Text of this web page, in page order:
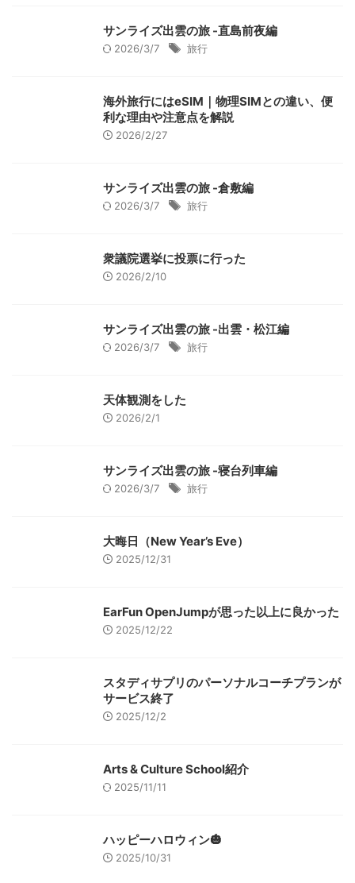
サンライズ出雲の旅 -直島前夜編
2026/3/7 旅行
海外旅行にはeSIM｜物理SIMとの違い、便
利な理由や注意点を解説
2026/2/27
サンライズ出雲の旅 -倉敷編
2026/3/7 旅行
衆議院選挙に投票に行った
2026/2/10
サンライズ出雲の旅 -出雲・松江編
2026/3/7 旅行
天体観測をした
2026/2/1
サンライズ出雲の旅 -寝台列車編
2026/3/7 旅行
大晦日（New Year’s Eve）
2025/12/31
EarFun OpenJumpが思った以上に良かった
2025/12/22
スタディサプリのパーソナルコーチプランが
サービス終了
2025/12/2
Arts & Culture School紹介
2025/11/11
ハッピーハロウィン🎃
2025/10/31